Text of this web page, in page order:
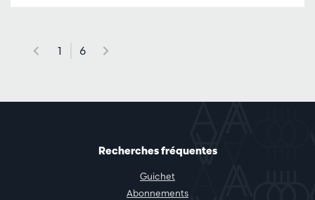
1 6
Recherches fréquentes
Guichet
Abonnements